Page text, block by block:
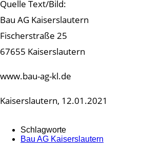
Quelle Text/Bild:
Bau AG Kaiserslautern
Fischerstraße 25
67655 Kaiserslautern
www.bau-ag-kl.de
Kaiserslautern, 12.01.2021
Schlagworte
Bau AG Kaiserslautern